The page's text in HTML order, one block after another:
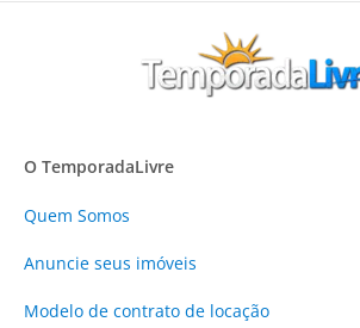
O TemporadaLivre
Quem Somos
Anuncie seus imóveis
Modelo de contrato de locação